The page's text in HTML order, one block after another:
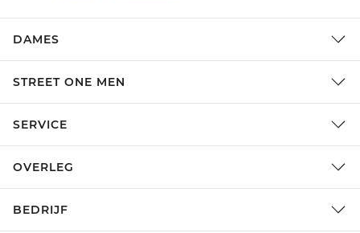
DAMES
STREET ONE MEN
SERVICE
OVERLEG
BEDRIJF